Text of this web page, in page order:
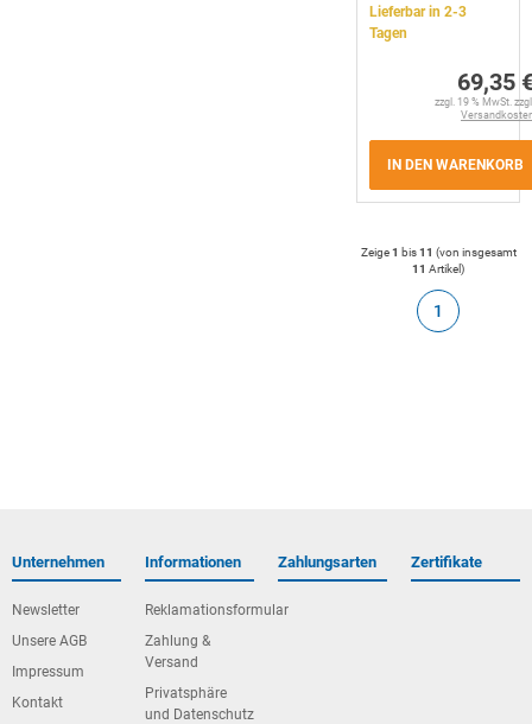
Lieferbar in 2-3
Tagen
69,35
zzgl. 19 % MwSt.
IN DEN WARENKORB
Zeige1 bis11 (von insgesamt
11 Artikel)
1
Unternehmen
Newsletter
Unsere AGB
Impressum
Kontakt
Informationen
Reklamationsformular
Zahlung &
Versand
Privatsphäre
und Datenschutz
Zahlungsarten Zertifikate